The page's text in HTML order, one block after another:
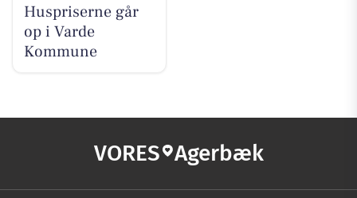
Huspriserne går
op i Varde
Kommune
VORES Agerbæk